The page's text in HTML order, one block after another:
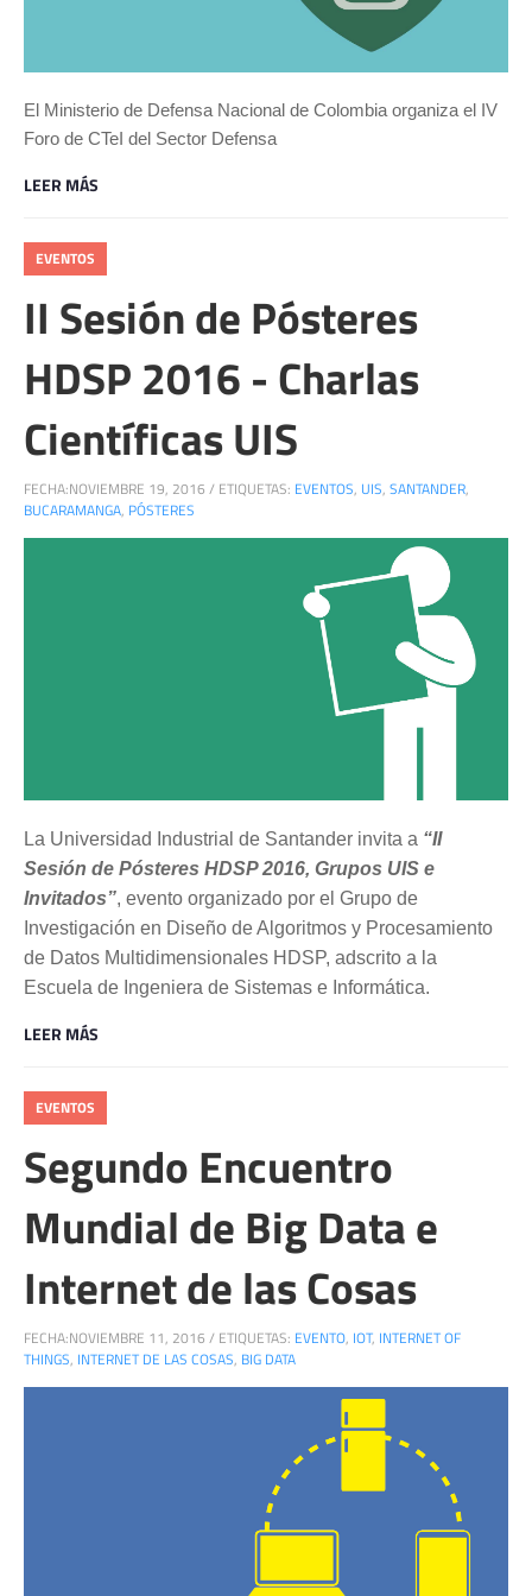
El Ministerio de Defensa Nacional de Colombia organiza el IV
Foro de CTeI del Sector Defensa
LEER MÁS
EVENTOS
II Sesión de Pósteres
HDSP 2016 - Charlas
Científicas UIS
FECHA:NOVIEMBRE 19, 2016 / ETIQUETAS: EVENTOS, UIS, SANTANDER,
BUCARAMANGA, PÓSTERES
La Universidad Industrial de Santander invita a “II
Sesión de Pósteres HDSP 2016, Grupos UIS e
Invitados”, evento organizado por el Grupo de
Investigación en Diseño de Algoritmos y Procesamiento
de Datos Multidimensionales HDSP, adscrito a la
Escuela de Ingeniera de Sistemas e Informática.
LEER MÁS
EVENTOS
Segundo Encuentro
Mundial de Big Data e
Internet de las Cosas
FECHA:NOVIEMBRE 11, 2016 / ETIQUETAS: EVENTO, IOT, INTERNET OF
THINGS, INTERNET DE LAS COSAS, BIG DATA